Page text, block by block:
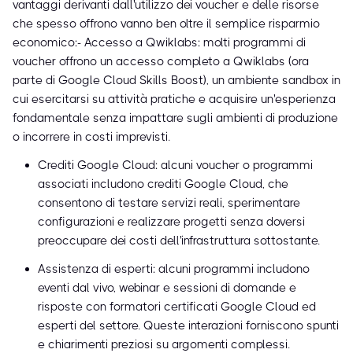
vantaggi derivanti dall'utilizzo dei voucher e delle risorse
che spesso offrono vanno ben oltre il semplice risparmio
economico:- Accesso a Qwiklabs: molti programmi di
voucher offrono un accesso completo a Qwiklabs (ora
parte di Google Cloud Skills Boost), un ambiente sandbox in
cui esercitarsi su attività pratiche e acquisire un'esperienza
fondamentale senza impattare sugli ambienti di produzione
o incorrere in costi imprevisti.
Crediti Google Cloud: alcuni voucher o programmi
associati includono crediti Google Cloud, che
consentono di testare servizi reali, sperimentare
configurazioni e realizzare progetti senza doversi
preoccupare dei costi dell'infrastruttura sottostante.
Assistenza di esperti: alcuni programmi includono
eventi dal vivo, webinar e sessioni di domande e
risposte con formatori certificati Google Cloud ed
esperti del settore. Queste interazioni forniscono spunti
e chiarimenti preziosi su argomenti complessi.